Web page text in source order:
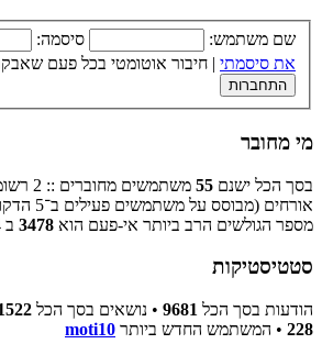
שם משתמש: סיסמה:
את סיסמתי | חיבור אוטומטי בכל פעם
מי מחובר
בסך הכל ישנם 55
אורחים (מבוסס על משתמשים פעילים ב־5 הדקות האחרונות)
מספר הגולשים הרב ביותר אי-פעם הוא 3478 ב 14 אוגוסט 2025, 13:05
סטטיסטיקות
הודעות בסך הכל 9681 • נושאים בסך הכל
228 • המשתמש החדש ביותר moti10